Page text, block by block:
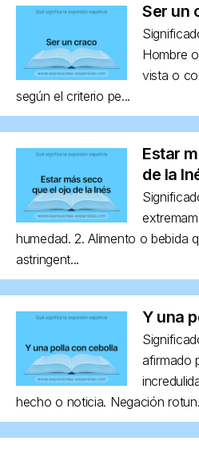
Ser un
Hombre
vista o
según el criterio pe...
Estar
de la
humedad. 2. Alimento o bebida
astringent...
Y una
afirmado
hecho o noticia. Negación